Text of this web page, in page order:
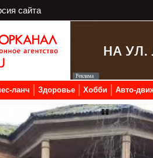
сайта
ланч Здоровье Хобби Авто-